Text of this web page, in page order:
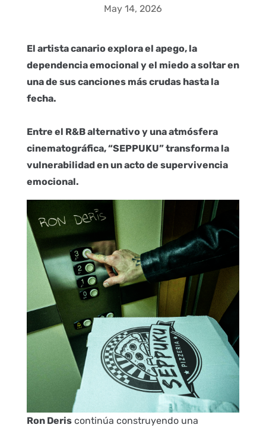
May 14, 2026
El artista canario explora el apego, la
dependencia emocional y el miedo a soltar en
una de sus canciones más crudas hasta la
fecha.
Entre el R&B alternativo y una atmósfera
cinematográfica, “SEPPUKU” transforma la
vulnerabilidad en un acto de supervivencia
emocional.
Ron Deriscontinúa construyendo una